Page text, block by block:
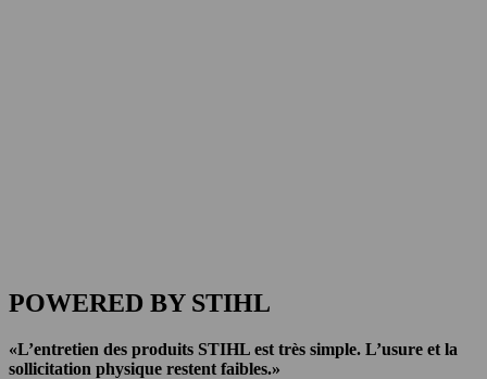
POWERED BY STIHL
«L’entretien des produits STIHL est très simple. L’usure et la
sollicitation physique restent faibles.»